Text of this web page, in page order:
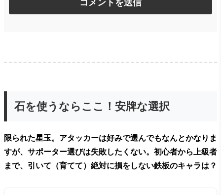
石を使うならここ！安牌な選択
限られた星玉。アタッカーは好みで選んでもなんとかなりま
すが、サポーター選びは失敗したくない。初心者から上級者
まで、引いて（育てて）絶対に損をしない鉄板のキャラは？